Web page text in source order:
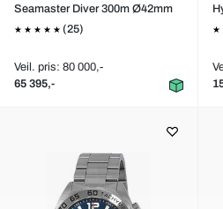
Seamaster Diver 300m Ø42mm
(25)
Veil. pris: 80 000,-
65 395,-